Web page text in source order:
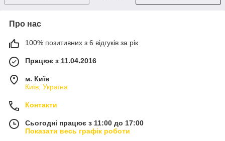
Про нас
100% позитивних з 6 відгуків за рік
Працює з 11.04.2016
м. Київ
Київ, Україна
Контакти
Сьогодні працює з 11:00 до 17:00
Показати весь графік роботи